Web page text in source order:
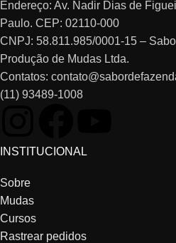
Endereço: Av. Nadir Dias de
Paulo. CEP: 02110-000
CNPJ: 58.811.985/0001-15 –
Produção de Mudas Ltda.
Contatos:
(11) 93489-1008
INSTITUCIONAL
Sobre
Mudas
Cursos
Rastrear pedidos